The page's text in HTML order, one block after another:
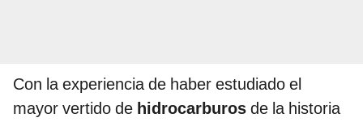
Con la experiencia de haber estudiado el
mayor vertido de hidrocarburos de la historia